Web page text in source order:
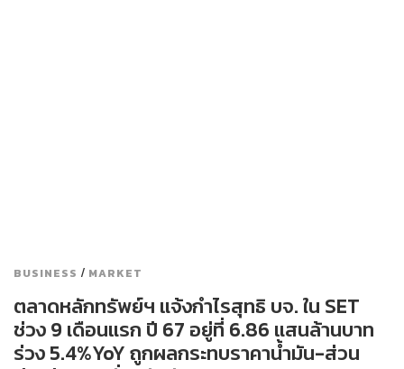
BUSINESS / MARKET
ตลาดหลักทรัพย์ฯ แจ้งกำไรสุทธิ บจ. ใน SET
ช่วง 9 เดือนแรก ปี 67 อยู่ที่ 6.86 แสนล้านบาท
ร่วง 5.4%YoY ถูกผลกระทบราคาน้ำมัน-ส่วน